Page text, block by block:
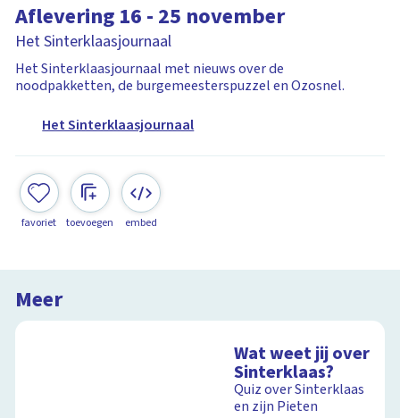
Aflevering 16 - 25 november
Het Sinterklaasjournaal
Het Sinterklaasjournaal met nieuws over de
noodpakketten, de burgemeesterspuzzel en Ozosnel.
Het Sinterklaasjournaal
favoriet toevoegen embed
Meer
Wat weet jij over
Sinterklaas?
Quiz over Sinterklaas
en zijn Pieten